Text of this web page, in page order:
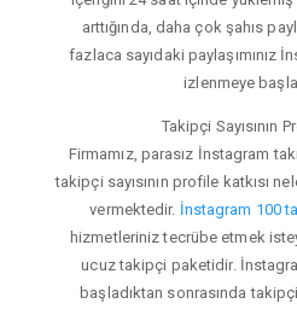
arttığında, daha çok şahıs
fazlaca sayıdaki paylaşımınız
izlenmeye
Takipçi Sayısının
Firmamız, parasız İnstagram
takipçi sayısının profile katkısı
vermektedir. İnstagram 100
hizmetleriniz tecrübe etmek
ucuz takipçi paketidir.
başladıktan sonrasında takipçi